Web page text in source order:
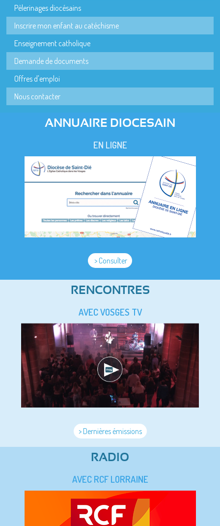
Pèlerinages diocésains
Inscrire mon enfant au catéchisme
Enseignement catholique
Demande de documents
Offres d'emploi
Nous contacter
ANNUAIRE DIOCESAIN
EN LIGNE
> Consulter
RENCONTRES
AVEC VOSGES TV
> Dernières émissions
RADIO
AVEC RCF LORRAINE